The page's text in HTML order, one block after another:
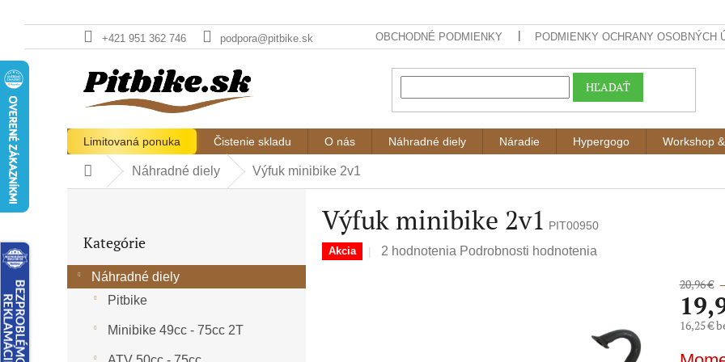
na
obsah
+421 951 362 746 podpora@pitbike.sk OBCHODNÉ PODMIENKY PODMIENKY OCHRANY OSOBNÝCH
HĽADAŤ
Limitovaná ponuka Čistenie skladu O nás Náhradné diely Náradie Hypergogo Workshop
DomovNáhradné diely Výfuk minibike 2v1
ý
kategórie
Kategórie
Náhradné diely
Pitbike
Minibike 49cc - 75cc 2T
Výfuk minibike 2v1 PIT00950
Akcia
Priemerné
2 hodnotenia Podrobnosti hodnotenia
20,96 €
16,25 €